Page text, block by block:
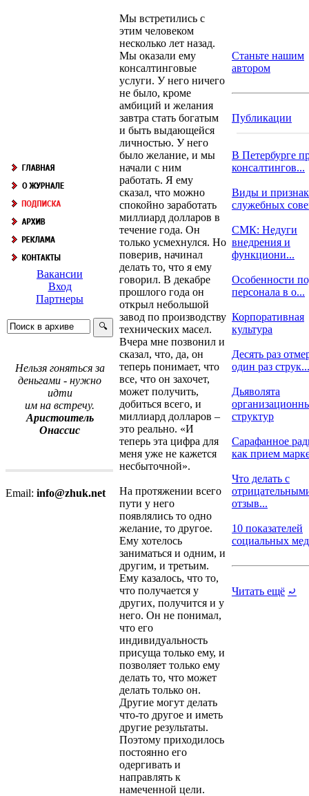
Вакансии
Вход
Партнеры
Нельзя гоняться за
деньгами - нужно
идти
им на встречу.
Аристоитель
Онассис
Email: info@zhuk.net
Мы встретились с
этим человеком
несколько лет назад.
Мы оказали ему
консалтинговые
услуги. У него ничего
не было, кроме
амбиций и желания
завтра стать богатым
и быть выдающейся
личностью. У него
было желание, и мы
начали с ним
работать. Я ему
сказал, что можно
спокойно заработать
миллиард долларов в
течение года. Он
только усмехнулся. Но
поверив, начинал
делать то, что я ему
говорил. В декабре
прошлого года он
открыл небольшой
завод по производству
технических масел.
Вчера мне позвонил и
сказал, что, да, он
теперь понимает, что
все, что он захочет,
может получить,
добиться всего, и
миллиард долларов –
это реально. «И
теперь эта цифра для
меня уже не кажется
несбыточной».
На протяжении всего
пути у него
появлялись то одно
желание, то другое.
Ему хотелось
заниматься и одним, и
другим, и третьим.
Ему казалось, что то,
что получается у
других, получится и у
него. Он не понимал,
что его
индивидуальность
присуща только ему, и
позволяет только ему
делать то, что может
делать только он.
Другие могут делать
что-то другое и иметь
другие результаты.
Поэтому приходилось
постоянно его
одергивать и
направлять к
намеченной цели.
Станьте нашим
автором
Публикации
В Петербурге
консалтингов...
Виды и
служебных
СМК: Недуги
внедрения и
функциони...
Особенности
персонала в о...
Корпоративная
культура
Десять раз
один раз струк...
Дьяволята
структур
Сарафанное
как прием
Что делать с
отзыв...
10 показателей
социальных
Читать ещё ⤾